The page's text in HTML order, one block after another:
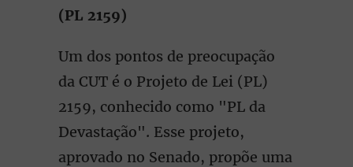
(PL 2159)
Um dos pontos de preocupação
da CUT é o Projeto de Lei (PL)
2159, conhecido como "PL da
Devastação". Esse projeto,
aprovado no Senado, propõe uma